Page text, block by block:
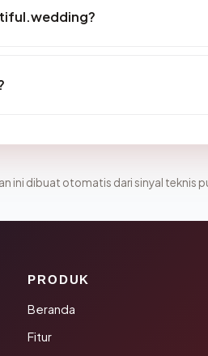
ini dibuat otomatis dari sinyal teknis
PRODUK
Beranda
Fitur